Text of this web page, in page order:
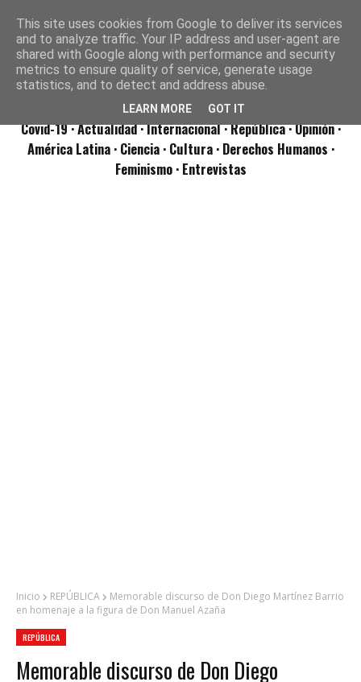
Covid-19· Actualidad· Internacional· República· Opinión·
América Latina · Ciencia · Cultura · Derechos Humanos ·
Feminismo · Entrevistas
Inicio REPÚBLICA
Memorable discurso de Don Diego Martínez Barrio
en homenaje a la figura de Don Manuel Azaña
REPÚBLICA
Memorable discurso de Don Diego
This site uses cookies from Google to deliver its services
and to analyze traffic. Your IP address and user-agent are
shared with Google along with performance and security
metrics to ensure quality of service, generate usage
statistics, and to detect and address abuse.
LEARN MORE GOT IT